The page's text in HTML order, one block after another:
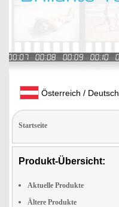
Österreich / Deutsch
Startseite
Produkt-Übersicht:
Aktuelle Produkte
Ältere Produkte